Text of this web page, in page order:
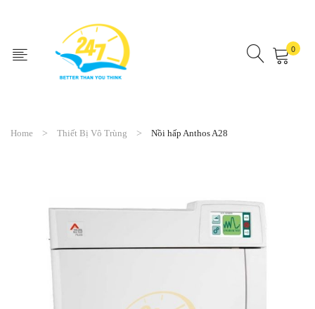
0
Home Thiết Bị Vô Trùng Nồi hấp Anthos A28